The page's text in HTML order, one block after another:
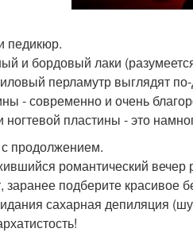
педикюр.
и бордовый лаки
перламутр выглядят
- современно и очень
ногтевой пластины - это
продолжением.
романтический
подберите красивое
сахарная депиляция